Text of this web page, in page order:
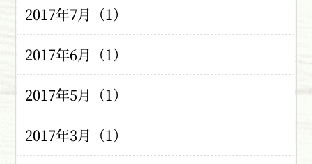
2017年7月（1）
2017年6月（1）
2017年5月（1）
2017年3月（1）